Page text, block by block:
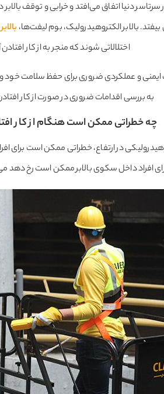
دنیا اتفاق می‌افتد و خرابی و توقف
بالابر الکتروهیدرولیک، بوم لیفت‌ها،
اختلالاتی شوند که منجر به از کار
ایمنی و عملکردی ضروری برای حفظ سلامت خود
به بررسی اقدامات ضروری در صورت از کار افتادن
چه خطراتی ممکن است هنگام از کار
هیدرولیکی در ارتفاع، خطراتی ممکن است
افراد داخل سکوی بالابر ممکن است رخ دهد